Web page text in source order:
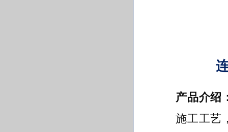
产品介绍
施工工艺